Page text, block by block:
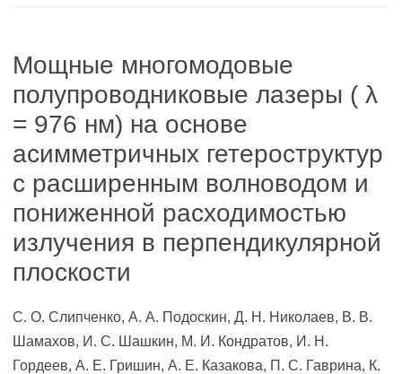
Мощные многомодовые
полупроводниковые лазеры ( λ
= 976 нм) на основе
асимметричных гетероструктур
с расширенным волноводом и
пониженной расходимостью
излучения в перпендикулярной
плоскости
С. О. Слипченко, А. А. Подоскин, Д. Н. Николаев, В. В.
Шамахов, И. С. Шашкин, М. И. Кондратов, И. Н.
Гордеев, А. Е. Гришин, А. Е. Казакова, П. С. Гаврина, К.